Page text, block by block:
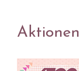
Aktionen